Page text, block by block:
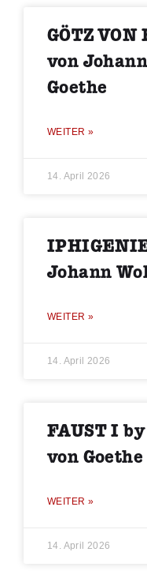
GÖTZ
von
Goethe
WEITER »
14. April 2026
Johann
WEITER »
14. April 2026
FAUST I
von Goethe
WEITER »
14. April 2026